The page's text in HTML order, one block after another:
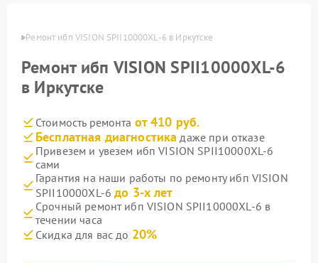
Ремонт ибп VISION SPII10000XL-6 в Иркутске
Ремонт ибп VISION SPII10000XL-6
в Иркутске
Стоимость ремонта от 410 руб.
Бесплатная диагностика даже при отказе
Привезем и увезем ибп VISION SPII10000XL-6
сами
Гарантия на наши работы по ремонту ибп VISION
SPII10000XL-6до 3-х лет
Срочный ремонт ибп VISION SPII10000XL-6 в
течении часа
Скидка для вас до 20%